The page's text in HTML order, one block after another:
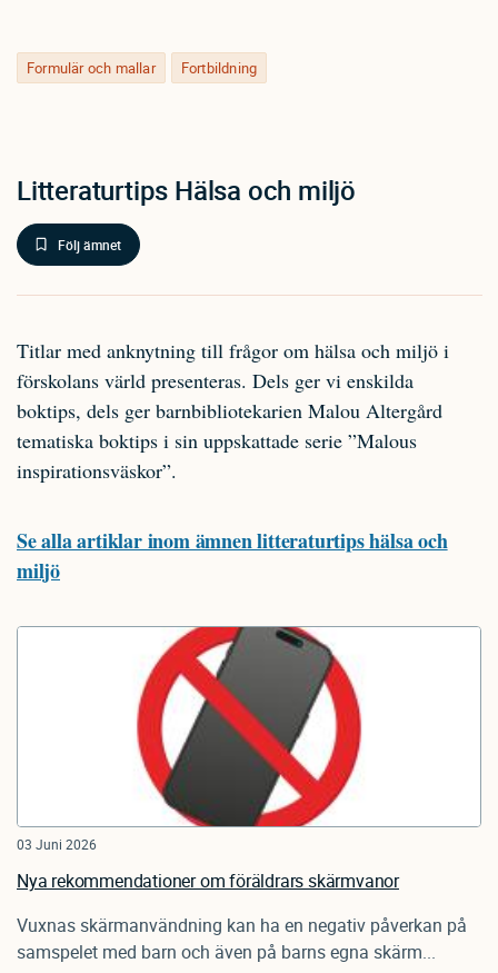
Formulär och mallar Fortbildning
Litteraturtips Hälsa och miljö
Följ ämnet
Titlar med anknytning till frågor om hälsa och miljö i
förskolans värld presenteras. Dels ger vi enskilda
boktips, dels ger barnbibliotekarien Malou Altergård
tematiska boktips i sin uppskattade serie ”Malous
inspirationsväskor”.
Se alla artiklar inom ämnen litteraturtips hälsa och
miljö
03 Juni 2026
Nya rekommendationer om föräldrars skärmvanor
Vuxnas skärmanvändning kan ha en negativ påverkan på
samspelet med barn och även på barns egna skärm...